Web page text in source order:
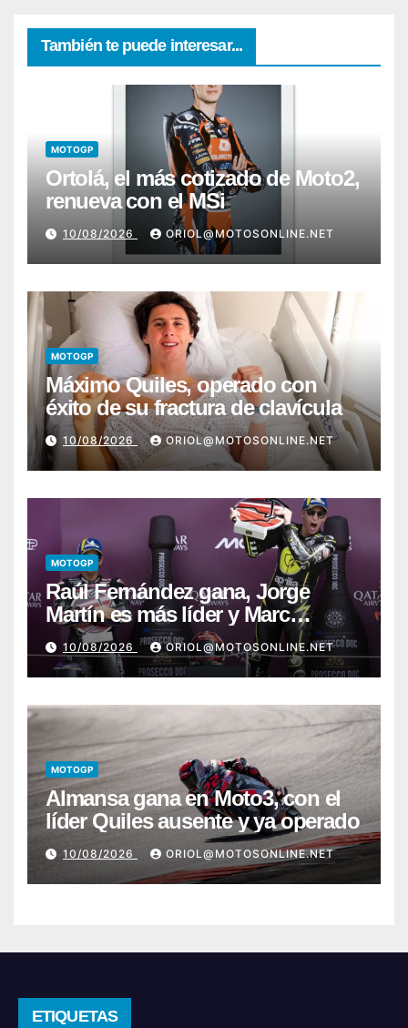
También te puede interesar...
MOTOGP
Ortolá, el más cotizado de Moto2,
renueva con el MSi
10/08/2026 ORIOL@MOTOSONLINE.NET
MOTOGP
Máximo Quiles, operado con
éxito de su fractura de clavícula
10/08/2026 ORIOL@MOTOSONLINE.NET
MOTOGP
Raúl Fernández gana, Jorge
Martín es más líder y Marc
Márquez sufre
10/08/2026 ORIOL@MOTOSONLINE.NET
MOTOGP
Almansa gana en Moto3, con el
líder Quiles ausente y ya operado
10/08/2026 ORIOL@MOTOSONLINE.NET
ETIQUETAS